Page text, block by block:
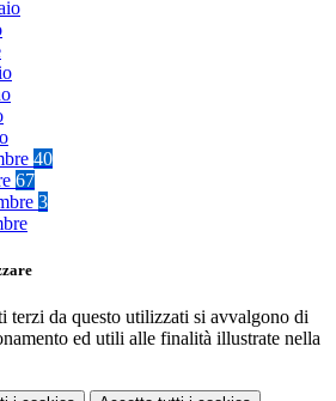
40
67
3
terzi da questo utilizzati si avvalgono di
ed utili alle finalità illustrate nella